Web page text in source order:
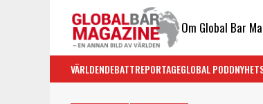
Om Global Bar
VÄRLDENDEBATTREPORTAGEGLOBAL PODD